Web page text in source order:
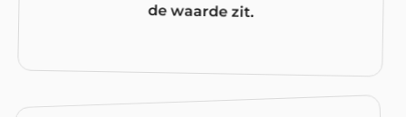
de waarde zit.